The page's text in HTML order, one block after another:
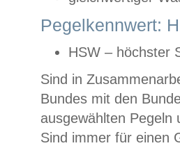
Pegelkennwert:
HSW – höchster
Sind in
Bundes mit den
ausgewählten
Sind immer für einen